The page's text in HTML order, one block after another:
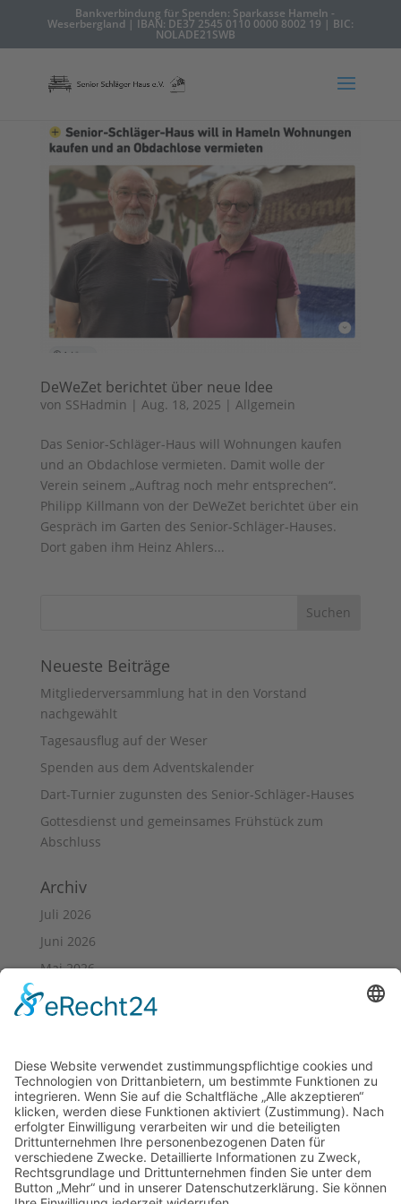
Bankverbindung für Spenden: Sparkasse Hameln -
Weserbergland | IBAN: DE37 2545 0110 0000 8002 19 | BIC:
NOLADE21SWB
DeWeZet berichtet über neue Idee
von SSHadmin | Aug. 18, 2025 | Allgemein
Das Senior-Schläger-Haus will Wohnungen kaufen
und an Obdachlose vermieten. Damit wolle der
Verein seinem „Auftrag noch mehr entsprechen“.
Philipp Killmann von der DeWeZet berichtet über ein
Gespräch im Garten des Senior-Schläger-Hauses.
Dort gaben ihm Heinz Ahlers...
Neueste Beiträge
Mitgliederversammlung hat in den Vorstand
nachgewählt
Tagesausflug auf der Weser
Spenden aus dem Adventskalender
Dart-Turnier zugunsten des Senior-Schläger-Hauses
Gottesdienst und gemeinsames Frühstück zum
Abschluss
Archiv
Juli 2026
Juni 2026
Mai 2026
April 2026
März 2026
Oktober 2025
September 2025
August 2025
Juni 2025
März 2025